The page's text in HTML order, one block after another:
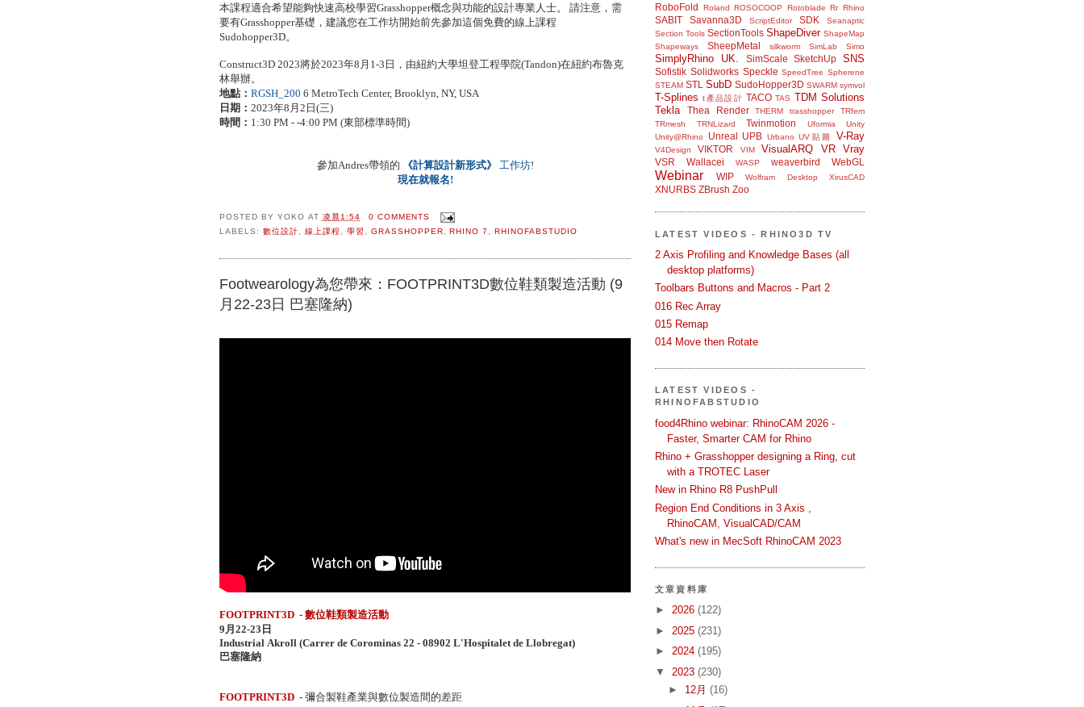
本課程適合希望能夠快速高校學習Grasshopper概念與功能的設計專業人士。 請注意，需
要有Grasshopper基礎，建議您在工作坊開始前先參加這個免費的線上課程
Sudohopper3D。
Construct3D 2023將於2023年8月1-3日，由紐約大學坦登工程學院(Tandon)在紐約布魯克
林舉辦。
地點： RGSH_200 6 MetroTech Center, Brooklyn, NY, USA
日期： 2023年8月2日(三)
時間： 1:30 PM - -4:00 PM (東部標準時間)
參加Andres帶領的 《計算設計新形式》 工作坊!
現在就報名!
POSTED BY YOKO AT 凌晨1:54
0 COMMENTS
LABELS: 數位設計 線上課程 學習 GRASSHOPPER ,RHINO 7 ,RHINOFABSTUDIO
Footwearology為您帶來：FOOTPRINT3D數位鞋類製造活動 (9
月22-23日 巴塞隆納)
FOOTPRINT3D - 數位鞋類製造活動
9月22-23日
Industrial Akroll (Carrer de Corominas 22 - 08902 L'Hospitalet de Llobregat)
巴塞隆納
FOOTPRINT3D - 彌合製鞋產業與數位製造間的差距
RoboFold Roland ROSOCOOP Rotoblade Rr Rhino
SABIT Savanna3D ScriptEditor SDK
Seanaptic
Section Tools SectionTools ShapeDiver ShapeMap
Shapeways
SheepMetal silkworm SimLab Simo
SimplyRhino UK. SimScale SketchUp SNS
Sofistik Solidworks Speckle SpeedTree Spherene
STEAM STL SubD SudoHopper3D SWARM symvol
T-Splines t產品設計 TACO TAS TDM Solutions
Tekla
Thea Render THERM trasshopper
TRfem
TRmesh
TRNLizard Twinmotion Uformia
Unity
Unity@Rhino
Unreal UPB Urbano UV貼圖 V-Ray
V4Design VIKTOR VIM VisualARQ VR Vray
VSR Wallacei WASP weaverbird WebGL
Webinar WIP Wolfram Desktop XirusCAD
XNURBS ZBrush Zoo
LATEST VIDEOS - RHINO3D TV
2 Axis Profiling and Knowledge Bases (all
desktop platforms)
Toolbars Buttons and Macros - Part 2
016 Rec Array
015 Remap
014 Move then Rotate
LATEST VIDEOS -
RHINOFABSTUDIO
food4Rhino webinar: RhinoCAM 2026 -
Faster, Smarter CAM for Rhino
Rhino + Grasshopper designing a Ring, cut
with a TROTEC Laser
New in Rhino R8 PushPull
Region End Conditions in 3 Axis ,
RhinoCAM, VisualCAD/CAM
What's new in MecSoft RhinoCAM 2023
文章資料庫
► 2026 (122)
► 2025 (231)
► 2024 (195)
▼ 2023 (230)
► 12月 (16)